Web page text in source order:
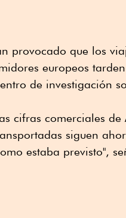
provocado que los
europeos
de investigación
cifras comerciales de
siguen
estaba previsto",